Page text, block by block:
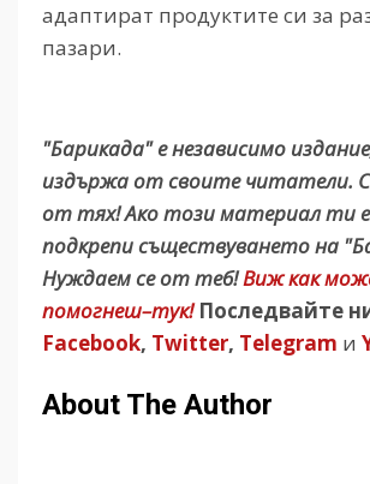
адаптират продуктите си за
пазари.
"Барикада" е независимо
издържа от своите читатели.
от тях! Ако този материал ти е
подкрепи съществуването на
Нуждаем се от теб!Виж как
помогнеш–тук! Последвайте
Facebook, Twitter, Telegram и
About The Author